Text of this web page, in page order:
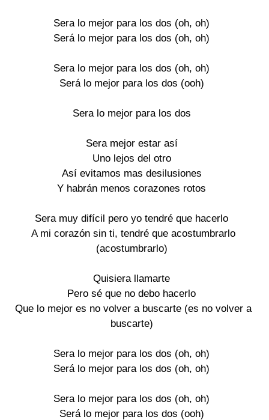
Sera lo mejor para los dos (oh, oh)
Será lo mejor para los dos (oh, oh)
Sera lo mejor para los dos (oh, oh)
Será lo mejor para los dos (ooh)
Sera lo mejor para los dos
Sera mejor estar así
Uno lejos del otro
Así evitamos mas desilusiones
Y habrán menos corazones rotos
Sera muy difícil pero yo tendré que hacerlo
A mi corazón sin ti, tendré que acostumbrarlo
(acostumbrarlo)
Quisiera llamarte
Pero sé que no debo hacerlo
Que lo mejor es no volver a buscarte (es no volver a
buscarte)
Sera lo mejor para los dos (oh, oh)
Será lo mejor para los dos (oh, oh)
Sera lo mejor para los dos (oh, oh)
Será lo mejor para los dos (ooh)